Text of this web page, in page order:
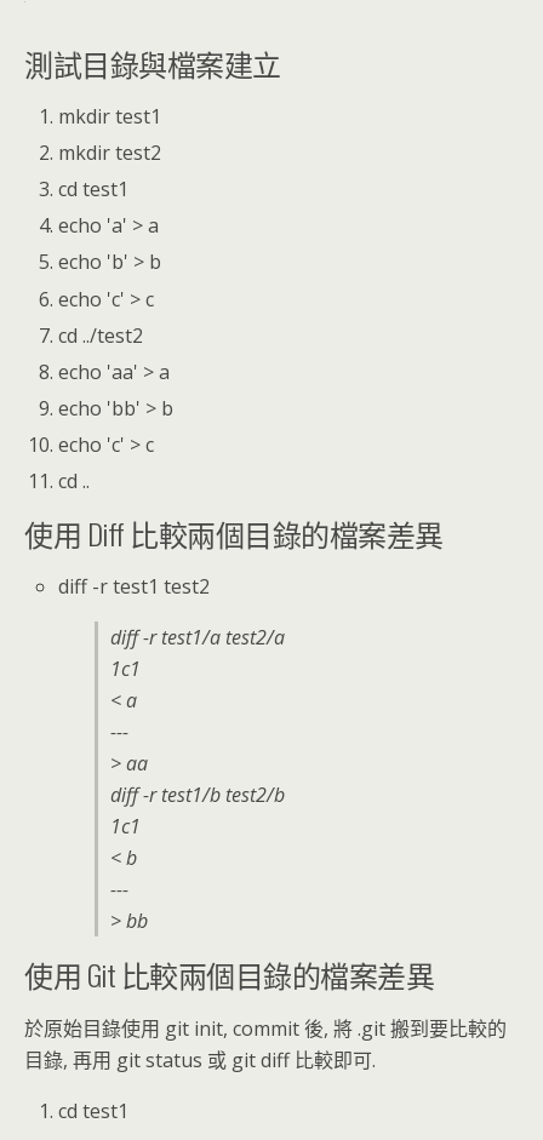
測試目錄與檔案建立
mkdir test1
mkdir test2
cd test1
echo 'a' > a
echo 'b' > b
echo 'c' > c
cd ../test2
echo 'aa' > a
echo 'bb' > b
echo 'c' > c
cd ..
使用 Diff 比較兩個目錄的檔案差異
diff -r test1 test2
diff -r test1/a test2/a
1c1
< a
---
> aa
diff -r test1/b test2/b
1c1
< b
---
> bb
使用 Git 比較兩個目錄的檔案差異
於原始目錄使用 git init, commit 後, 將 .git 搬到要比較的
目錄, 再用 git status 或 git diff 比較即可.
cd test1